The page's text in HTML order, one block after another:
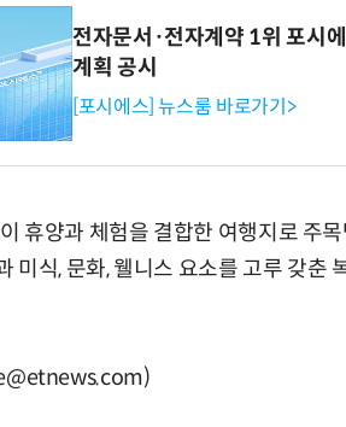
전자문서·전자계약 1위 포시
계획 공시
[포시에스] 뉴스룸 바로가기>
휴양과 체험을 결합한 여행지로 주
미식, 문화, 웰니스 요소를 고루 갖춘